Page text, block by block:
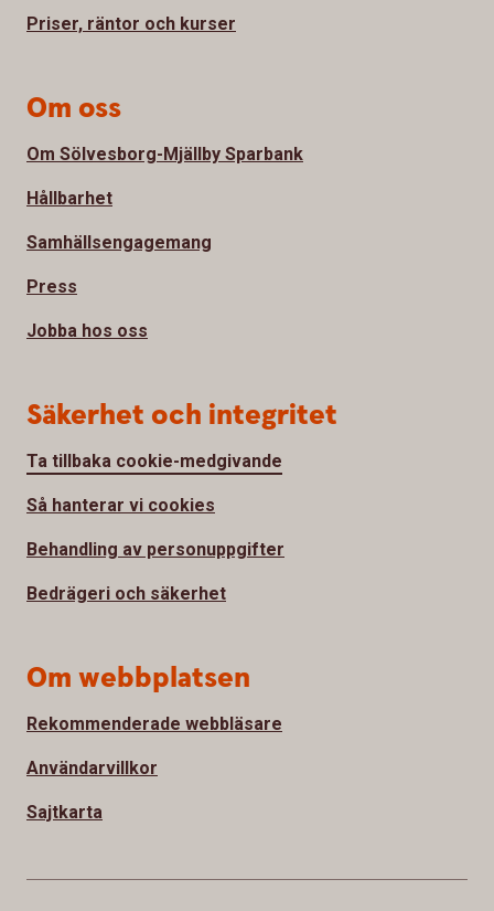
Priser, räntor och kurser
Om oss
Om Sölvesborg-Mjällby Sparbank
Hållbarhet
Samhällsengagemang
Press
Jobba hos oss
Säkerhet och integritet
Ta tillbaka cookie-medgivande
Så hanterar vi cookies
Behandling av personuppgifter
Bedrägeri och säkerhet
Om webbplatsen
Rekommenderade webbläsare
Användarvillkor
Sajtkarta